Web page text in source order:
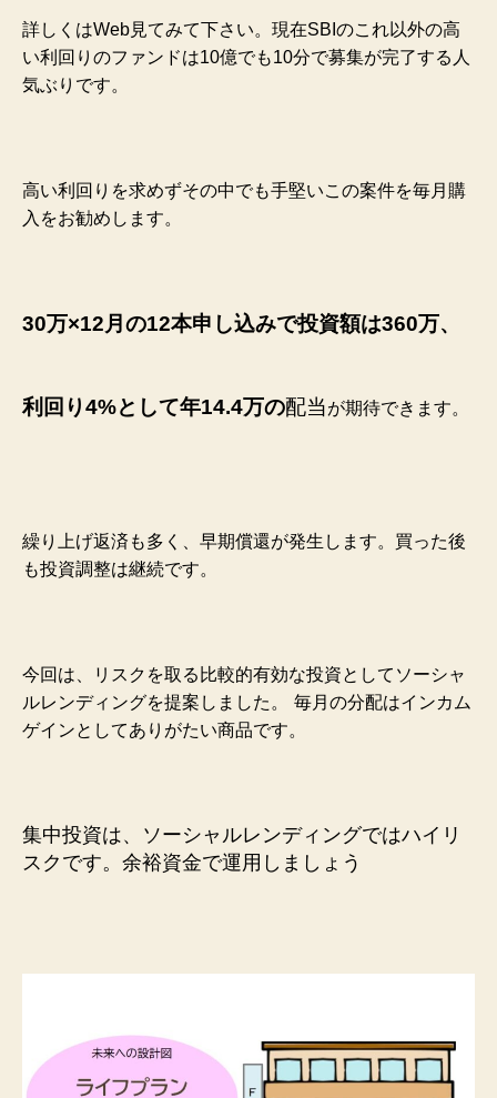
詳しくはWeb見てみて下さい。現在SBIのこれ以外の高
い利回りのファンドは10億でも10分で募集が完了する人
気ぶりです。
高い利回りを求めずその中でも手堅いこの案件を毎月購
入をお勧めします。
30万×12月の12本申し込みで投資額は360万、
利回り4%として年14.4万の配当が期待できます。
繰り上げ返済も多く、早期償還が発生します。 買った後
も投資調整は継続です。
今回は、リスクを取る比較的有効な投資としてソーシャ
ルレンディングを提案しました。
毎月の分配はインカム
ゲインとしてありがたい商品です。
集中投資は、ソーシャルレンディングではハイリ
スクです。余裕資金で運用しましょう